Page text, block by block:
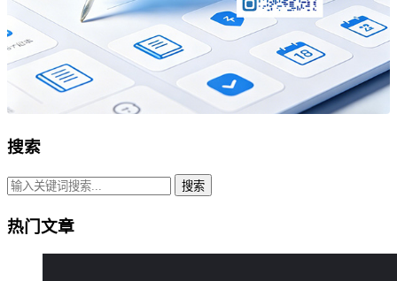
搜索
搜索
热门文章